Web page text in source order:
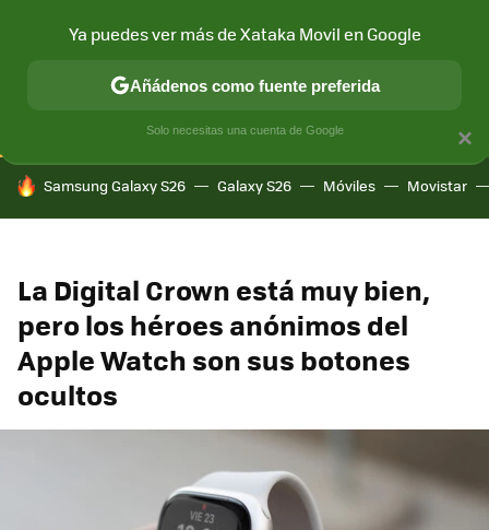
CONECTIVIDAD MÓVIL Y SOCIEDAD APLICACIONES
HOY SE HABLA DE
Samsung Galaxy S26 Galaxy S26 Móviles Movistar
La Digital Crown está muy bien,
pero los héroes anónimos del
Apple Watch son sus botones
ocultos
×
Ya puedes ver más de Xataka Movil en Google
Añádenos como fuente preferida
Solo necesitas una cuenta de Google